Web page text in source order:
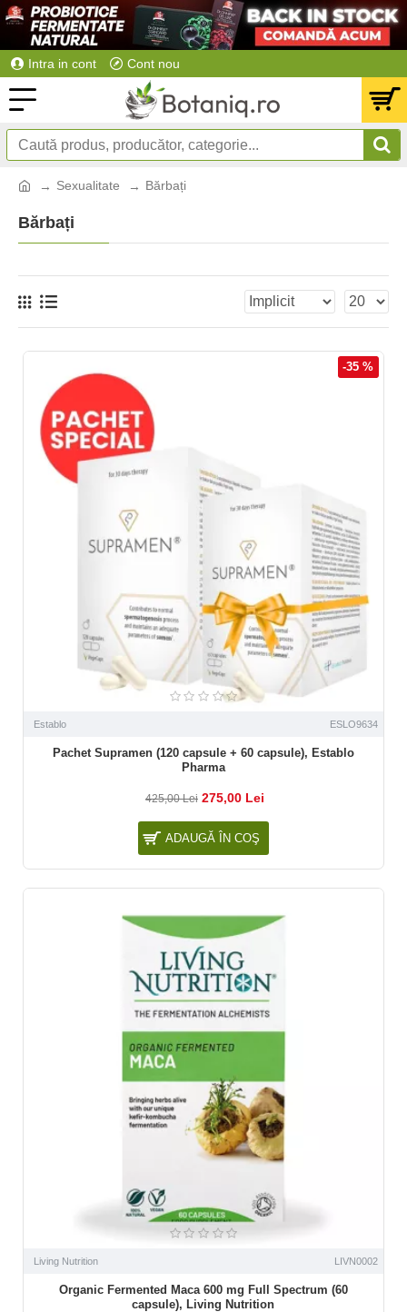
Intra in cont Cont nou
Sexualitate Bărbați
Bărbați
-35 %
Establo ESLO9634
Pachet Supramen (120 capsule + 60 capsule), Establo
Pharma
425,00 Lei 275,00 Lei
ADAUGĂ ÎN COŞ
Living Nutrition LIVN0002
Organic Fermented Maca 600 mg Full Spectrum (60
capsule), Living Nutrition